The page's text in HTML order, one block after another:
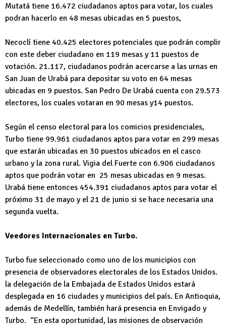
Mutatá tiene 16.472 ciudadanos aptos para votar, los cuales
podran hacerlo en 48 mesas ubicadas en 5 puestos,
Necoclí tiene 40.425 electores potenciales que podrán complir
con este deber ciudadano en 119 mesas y 11 puestos de
votación. 21.117, ciudadanos podrán acercarse a las urnas en
San Juan de Urabá para depositar su voto en 64 mesas
ubicadas en 9 puestos. San Pedro De Urabá cuenta con 29.573
electores, los cuales votaran en 90 mesas y14 puestos.
Según el censo electoral para los comicios presidenciales,
Turbo tiene 99.961 ciudadanos aptos para votar en 299 mesas
que estarán ubicadas en 30 puestos ubicados en el casco
urbano y la zona rural. Vigia del Fuerte con 6.906 ciudadanos
aptos que podrán votar en 25 mesas ubicadas en 9 mesas.
Urabá tiene entonces 454.391 ciudadanos aptos para votar el
próximo 31 de mayo y el 21 de junio si se hace necesaria una
segunda vuelta.
Veedores Internacionales en Turbo.
Turbo fue seleccionado como uno de los municipios con
presencia de observadores electorales de los Estados Unidos.
la delegación de la Embajada de Estados Unidos estará
desplegada en 16 ciudades y municipios del país. En Antioquia,
además de Medellín, también hará presencia en Envigado y
Turbo. “En esta oportunidad, las misiones de observación